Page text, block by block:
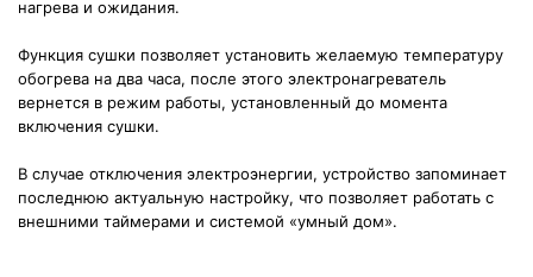
нагрева и ожидания.
Функция сушки позволяет установить желаемую температуру
обогрева на два часа, после этого электронагреватель
вернется в режим работы, установленный до момента
включения сушки.
В случае отключения электроэнергии, устройство запоминает
последнюю актуальную настройку, что позволяет работать с
внешними таймерами и системой «умный дом».